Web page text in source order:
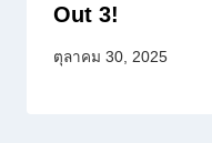
Out 3!
ตุลาคม 30, 2025